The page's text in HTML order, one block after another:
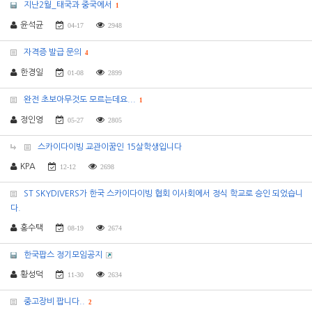
지난2월_태국과 중국에서 1
윤석균 04-17 2948
자격증 발급 문의 4
한경일 01-08 2899
완전 초보아무것도 모르는데요... 1
정인영 05-27 2805
스카이다이빙 교관이꿈인 15살학생입니다
KPA 12-12 2698
ST SKYDIVERS가 한국 스카이다이빙 협회 이사회에서 정식 학교로 승인 되었습니
다.
홍수택 08-19 2674
한국팝스 정기모임공지
황성덕 11-30 2634
중고장비 팝니다.. 2